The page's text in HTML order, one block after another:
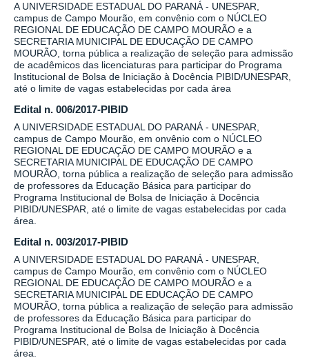
A UNIVERSIDADE ESTADUAL DO PARANÁ - UNESPAR,
campus de Campo Mourão, em convênio com o NÚCLEO
REGIONAL DE EDUCAÇÃO DE CAMPO MOURÃO e a
SECRETARIA MUNICIPAL DE EDUCAÇÃO DE CAMPO
MOURÃO, torna pública a realização de seleção para admissão
de acadêmicos das licenciaturas para participar do Programa
Institucional de Bolsa de Iniciação à Docência PIBID/UNESPAR,
até o limite de vagas estabelecidas por cada área
Edital n. 006/2017-PIBID
A UNIVERSIDADE ESTADUAL DO PARANÁ - UNESPAR,
campus de Campo Mourão, em onvênio com o NÚCLEO
REGIONAL DE EDUCAÇÃO DE CAMPO MOURÃO e a
SECRETARIA MUNICIPAL DE EDUCAÇÃO DE CAMPO
MOURÃO, torna pública a realização de seleção para admissão
de professores da Educação Básica para participar do
Programa Institucional de Bolsa de Iniciação à Docência
PIBID/UNESPAR, até o limite de vagas estabelecidas por cada
área.
Edital n. 003/2017-PIBID
A UNIVERSIDADE ESTADUAL DO PARANÁ - UNESPAR,
campus de Campo Mourão, em convênio com o NÚCLEO
REGIONAL DE EDUCAÇÃO DE CAMPO MOURÃO e a
SECRETARIA MUNICIPAL DE EDUCAÇÃO DE CAMPO
MOURÃO, torna pública a realização de seleção para admissão
de professores da Educação Básica para participar do
Programa Institucional de Bolsa de Iniciação à Docência
PIBID/UNESPAR, até o limite de vagas estabelecidas por cada
área.